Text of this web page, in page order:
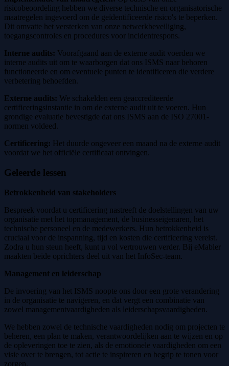
risicobeoordeling hebben we diverse technische en organisatorische
maatregelen ingevoerd om de geïdentificeerde risico's te beperken.
Dit omvatte het versterken van onze netwerkbeveiliging,
toegangscontroles en procedures voor incidentrespons.
Interne audits: Voorafgaand aan de externe audit voerden we
interne audits uit om te waarborgen dat ons ISMS naar behoren
functioneerde en om eventuele punten te identificeren die verdere
verbetering behoefden.
Externe audits: We schakelden een geaccrediteerde
certificeringsinstantie in om de externe audit uit te voeren. Hun
grondige evaluatie bevestigde dat ons ISMS aan de ISO 27001-
normen voldeed.
Certificering: Het duurde ongeveer een maand na de externe audit
voordat we het officiële certificaat ontvingen.
Geleerde lessen
Betrokkenheid van stakeholders
Bespreek voordat u certificering nastreeft de doelstellingen van uw
organisatie met het topmanagement, de businesseigenaren, het
technische personeel en de medewerkers. Hun betrokkenheid is
cruciaal voor de inspanning, tijd en kosten die certificering vereist.
Zodra u hun steun heeft, kunt u vol vertrouwen verder. Bij eMabler
maakten beide oprichters deel uit van het InfoSec-team.
Management en leiderschap
De invoering van het ISMS noopte ons door een grote verandering
in de organisatie te navigeren, en dat vergt een combinatie van
zowel managementvaardigheden als leiderschapsvaardigheden.
We hebben zowel de technische vaardigheden nodig om projecten te
beheren, een plan te maken, verantwoordelijken aan te wijzen en op
de opleveringen toe te zien, als de emotionele vaardigheden om een
visie over te brengen, tot actie te inspireren en begrip te tonen voor
zorgen.